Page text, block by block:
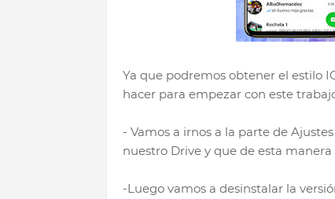
Ya que podremos obtener el estilo
hacer para empezar con este
- Vamos a irnos a la parte de
nuestro Drive y que de esta
-Luego vamos a desinstalar la